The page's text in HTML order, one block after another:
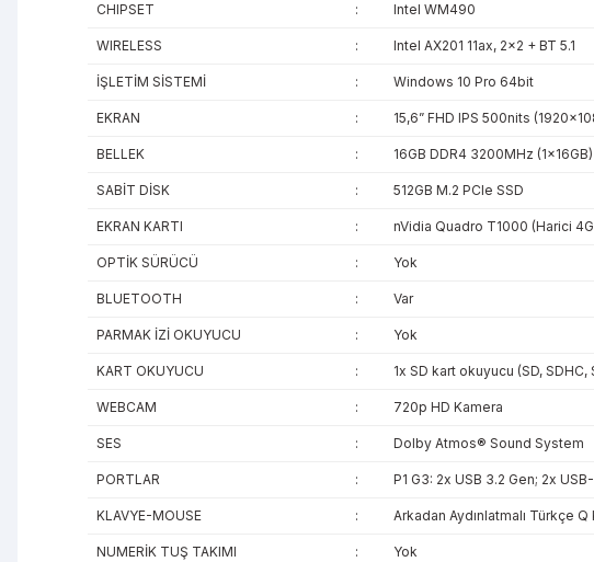
CHIPSET : Intel WM490
WIRELESS : Intel AX201 11ax, 2x2 + BT 5.1
İŞLETİM SİSTEMİ : Windows 10 Pro 64bit
EKRAN : 15,6” FHD IPS 500nits
BELLEK : 16GB DDR4 3200MHz
SABİT DİSK : 512GB M.2 PCIe SSD
EKRAN KARTI : nVidia Quadro T1000 (Harici
OPTİK SÜRÜCÜ : Yok
BLUETOOTH : Var
PARMAK İZİ OKUYUCU : Yok
KART OKUYUCU : 1x SD kart okuyucu (SD, SDHC,
WEBCAM : 720p HD Kamera
SES : Dolby Atmos® Sound System
PORTLAR : P1 G3: 2x USB 3.2 Gen; 2x
KLAVYE-MOUSE : Arkadan Aydınlatmalı Türkçe Q
NUMERİK TUŞ TAKIMI : Yok